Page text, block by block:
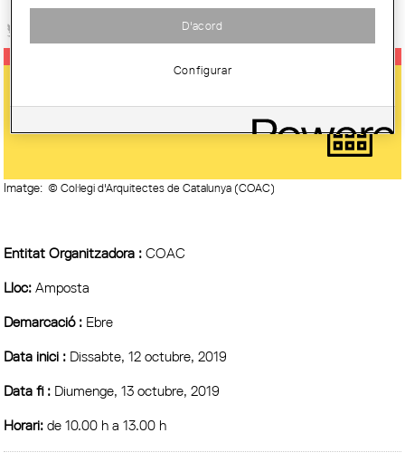
Imatge: © Col·legi d'Arquitectes de Catalunya (COAC)
Entitat Organitzadora :COAC
Lloc:Amposta
Demarcació : Ebre
Data inici : Dissabte, 12 octubre, 2019
Data fi : Diumenge, 13 octubre, 2019
Horari:de 10.00 h a 13.00 h
D'acord
Configurar